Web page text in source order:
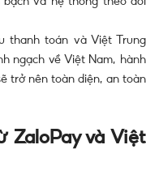
thanh toán và Việt Trung
ngạch về Việt Nam, hành
trở nên toàn diện, an toàn
ZaloPay và Việt